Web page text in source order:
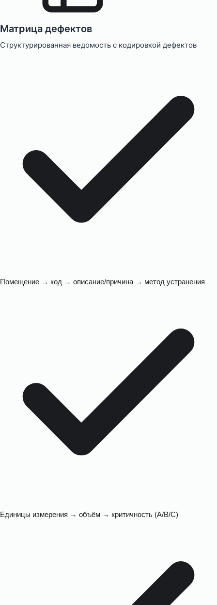
Матрица дефектов
Структурированная ведомость с кодировкой дефектов
Помещение → код → описание/причина → метод устранения
Единицы измерения → объём → критичность (A/B/C)